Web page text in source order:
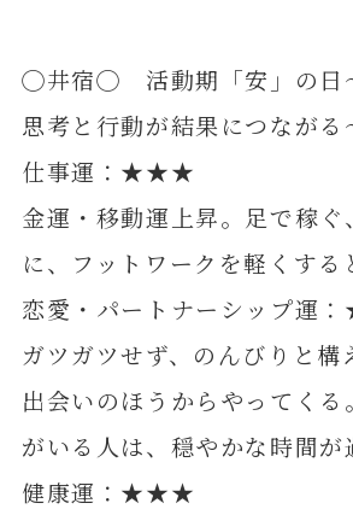
◯井宿◯ 活動期「安」の日
思考と行動が結果につながる
仕事運：★★★
金運・移動運上昇。足で稼ぐ
に、フットワークを軽くする
恋愛・パートナーシップ運
ガツガツせず、のんびりと構
出会いのほうからやってくる
がいる人は、穏やかな時間が
健康運：★★★